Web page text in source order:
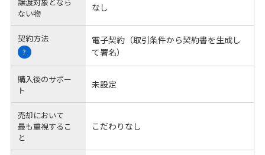
ない物
なし
契約方法
?
電子契約（取引条件から契約書を生成し
て署名）
購入後のサポー
ト
未設定
売却において
最も重視するこ
と
こだわりなし